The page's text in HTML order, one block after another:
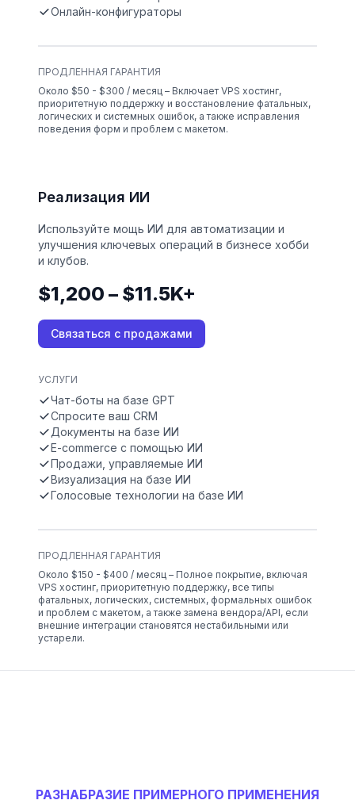
Онлайн-конфигураторы
ПРОДЛЕННАЯ ГАРАНТИЯ
Около $50 - $300 / месяц – Включает VPS хостинг,
приоритетную поддержку и восстановление фатальных,
логических и системных ошибок, а также исправления
поведения форм и проблем с макетом.
Реализация ИИ
Используйте мощь ИИ для автоматизации и
улучшения ключевых операций в бизнесе хобби
и клубов.
$1,200 – $11.5K+
Связаться с продажами
УСЛУГИ
Чат-боты на базе GPT
Спросите ваш CRM
Документы на базе ИИ
E-commerce с помощью ИИ
Продажи, управляемые ИИ
Визуализация на базе ИИ
Голосовые технологии на базе ИИ
ПРОДЛЕННАЯ ГАРАНТИЯ
Около $150 - $400 / месяц – Полное покрытие, включая
VPS хостинг, приоритетную поддержку, все типы
фатальных, логических, системных, формальных ошибок
и проблем с макетом, а также замена вендора/API, если
внешние интеграции становятся нестабильными или
устарели.
РАЗНАБРАЗИЕ ПРИМЕРНОГО ПРИМЕНЕНИЯ